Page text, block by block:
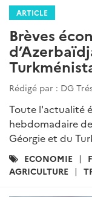
ARTICLE
Brèves
Rédigé par : DG
Toute l'actualité
hebdomadaire
Géorgie et du
Catégories
:
ECONOMIE
AGRICULTURE